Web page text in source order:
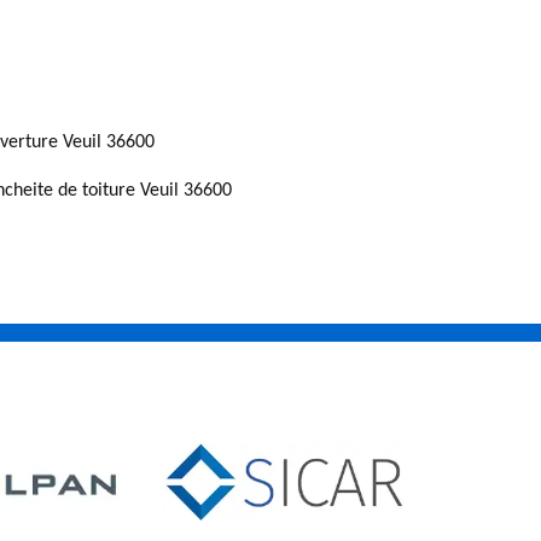
Veuil 36600
de toiture Veuil 36600